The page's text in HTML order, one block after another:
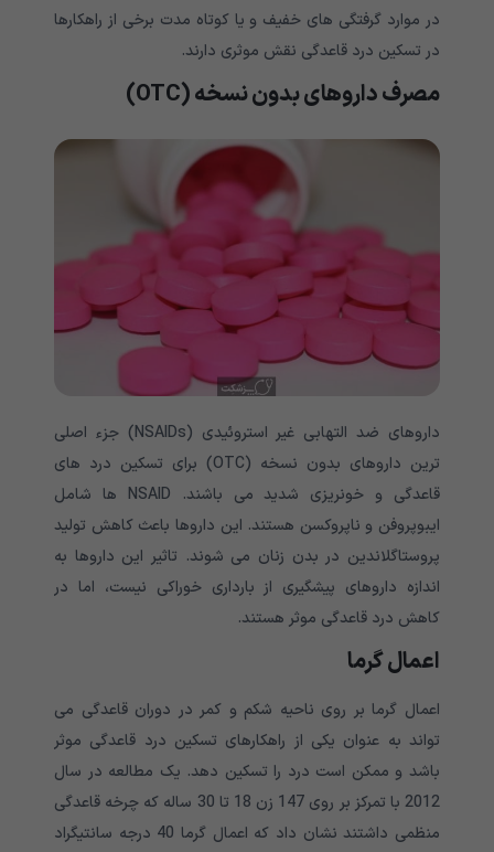
در موارد گرفتگی های خفیف و یا کوتاه مدت برخی از راهکارها
در تسکین درد قاعدگی نقش موثری دارند.
مصرف داروهای بدون نسخه (OTC)
داروهای ضد التهابی غیر استروئیدی (NSAIDs) جزء اصلی
ترین داروهای بدون نسخه (OTC) برای تسکین درد های
قاعدگی و خونریزی شدید می باشند. NSAID ها شامل
ایبوپروفن و ناپروکسن هستند. این داروها باعث کاهش تولید
پروستاگلاندین در بدن زنان می شوند. تاثیر این داروها به
اندازه داروهای پیشگیری از بارداری خوراکی نیست، اما در
کاهش درد قاعدگی موثر هستند.
اعمال گرما
اعمال گرما بر روی ناحیه شکم و کمر در دوران قاعدگی می
تواند به عنوان یکی از راهکارهای تسکین درد قاعدگی موثر
باشد و ممکن است درد را تسکین دهد. یک مطالعه در سال
2012 با تمرکز بر روی 147 زن 18 تا 30 ساله که چرخه قاعدگی
منظمی داشتند نشان داد که اعمال گرما 40 درجه سانتیگراد